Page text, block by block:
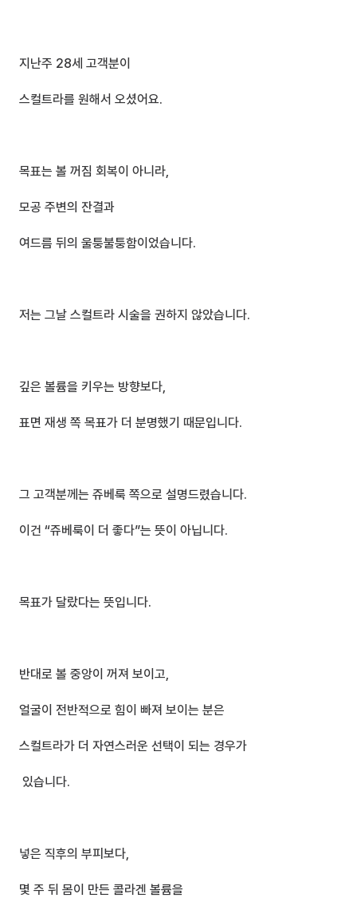
지난주 28세 고객분이
스컬트라를 원해서 오셨어요.
목표는 볼 꺼짐 회복이 아니라,
모공 주변의 잔결과
여드름 뒤의 울퉁불퉁함이었습니다.
저는 그날 스컬트라 시술을 권하지 않았습니다.
깊은 볼륨을 키우는 방향보다,
표면 재생 쪽 목표가 더 분명했기 때문입니다.
그 고객분께는 쥬베룩 쪽으로 설명드렸습니다.
이건 “쥬베룩이 더 좋다”는 뜻이 아닙니다.
목표가 달랐다는 뜻입니다.
반대로 볼 중앙이 꺼져 보이고,
얼굴이 전반적으로 힘이 빠져 보이는 분은
스컬트라가 더 자연스러운 선택이 되는 경우가
있습니다.
넣은 직후의 부피보다,
몇 주 뒤 몸이 만든 콜라겐 볼륨을